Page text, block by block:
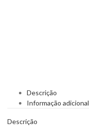
Descrição
Informação adicional
Descrição